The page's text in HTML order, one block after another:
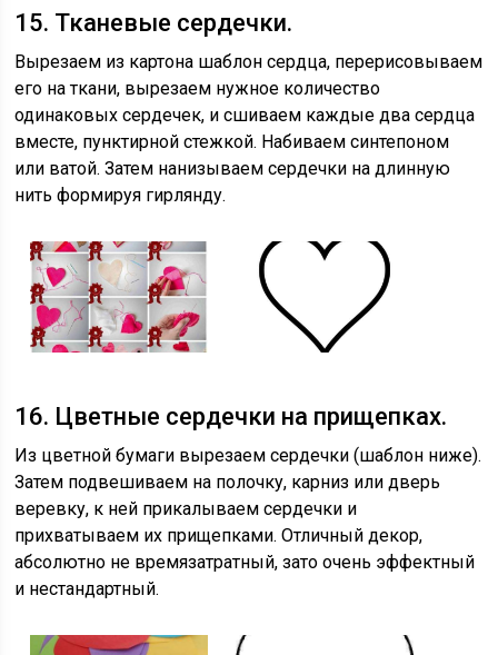
15. Тканевые сердечки.
Вырезаем из картона шаблон сердца, перерисовываем
его на ткани, вырезаем нужное количество
одинаковых сердечек, и сшиваем каждые два сердца
вместе, пунктирной стежкой. Набиваем синтепоном
или ватой. Затем нанизываем сердечки на длинную
нить формируя гирлянду.
16. Цветные сердечки на прищепках.
Из цветной бумаги вырезаем сердечки (шаблон ниже).
Затем подвешиваем на полочку, карниз или дверь
веревку, к ней прикалываем сердечки и
прихватываем их прищепками. Отличный декор,
абсолютно не времязатратный, зато очень эффектный
и нестандартный.